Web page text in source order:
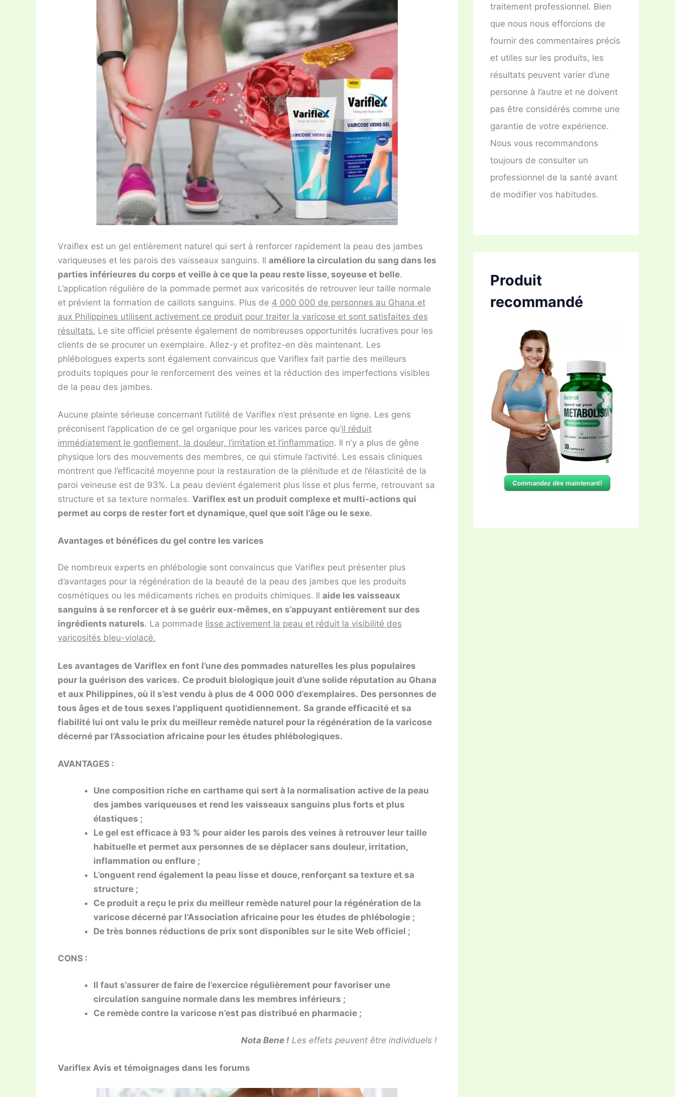
Vraiflex est un gel entièrement naturel qui sert à renforcer rapidement la peau des jambes
variqueuses et les parois des vaisseaux sanguins. Il améliore la circulation du sang dans les
parties inférieures du corps et veille à ce que la peau reste lisse, soyeuse et belle.
L’application régulière de la pommade permet aux varicosités de retrouver leur taille normale
et prévient la formation de caillots sanguins. Plus de 4 000 000 de personnes au Ghana et
aux Philippines utilisent activement ce produit pour traiter la varicose et sont satisfaites des
résultats. Le site officiel présente également de nombreuses opportunités lucratives pour les
clients de se procurer un exemplaire. Allez-y et profitez-en dès maintenant. Les
phlébologues experts sont également convaincus que Variflex fait partie des meilleurs
produits topiques pour le renforcement des veines et la réduction des imperfections visibles
de la peau des jambes.
Aucune plainte sérieuse concernant l’utilité de Variflex n’est présente en ligne. Les gens
préconisent l’application de ce gel organique pour les varices parce qu’il réduit
immédiatement le gonflement, la douleur, l’irritation et l’inflammation. Il n’y a plus de gêne
physique lors des mouvements des membres, ce qui stimule l’activité. Les essais cliniques
montrent que l’efficacité moyenne pour la restauration de la plénitude et de l’élasticité de la
paroi veineuse est de 93%. La peau devient également plus lisse et plus ferme, retrouvant sa
structure et sa texture normales. Variflex est un produit complexe et multi-actions qui
permet au corps de rester fort et dynamique, quel que soit l’âge ou le sexe.
Avantages et bénéfices du gel contre les varices
De nombreux experts en phlébologie sont convaincus que Variflex peut présenter plus
d’avantages pour la régénération de la beauté de la peau des jambes que les produits
cosmétiques ou les médicaments riches en produits chimiques. Il aide les vaisseaux
sanguins à se renforcer et à se guérir eux-mêmes, en s’appuyant entièrement sur des
ingrédients naturels. La pommade lisse activement la peau et réduit la visibilité des
varicosités bleu-violacé.
Les avantages de Variflex en font l’une des pommades naturelles les plus populaires
pour la guérison des varices. Ce produit biologique jouit d’une solide réputation au Ghana
et aux Philippines, où il s’est vendu à plus de 4 000 000 d’exemplaires. Des personnes de
tous âges et de tous sexes l’appliquent quotidiennement. Sa grande efficacité et sa
fiabilité lui ont valu le prix du meilleur remède naturel pour la régénération de la varicose
décerné par l’Association africaine pour les études phlébologiques.
AVANTAGES :
Une composition riche en carthame qui sert à la normalisation active de la peau
des jambes variqueuses et rend les vaisseaux sanguins plus forts et plus
élastiques ;
Le gel est efficace à 93 % pour aider les parois des veines à retrouver leur taille
habituelle et permet aux personnes de se déplacer sans douleur, irritation,
inflammation ou enflure ;
L’onguent rend également la peau lisse et douce, renforçant sa texture et sa
structure ;
Ce produit a reçu le prix du meilleur remède naturel pour la régénération de la
varicose décerné par l’Association africaine pour les études de phlébologie ;
De très bonnes réductions de prix sont disponibles sur le site Web officiel ;
CONS :
Il faut s’assurer de faire de l’exercice régulièrement pour favoriser une
circulation sanguine normale dans les membres inférieurs ;
Ce remède contre la varicose n’est pas distribué en pharmacie ;
Nota Bene ! Les effets peuvent être individuels !
Variflex Avis et témoignages dans les forums
traitement professionnel. Bien
que nous nous efforcions de
fournir des commentaires précis
et utiles sur les produits, les
résultats peuvent varier d’une
personne à l’autre et ne doivent
pas être considérés comme une
garantie de votre expérience.
Nous vous recommandons
toujours de consulter un
professionnel de la santé avant
de modifier vos habitudes.
Produit
recommandé